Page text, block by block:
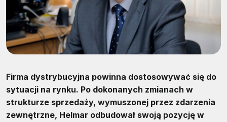
Firma dystrybucyjna powinna dostosowywać się do
sytuacji na rynku. Po dokonanych zmianach w
strukturze sprzedaży, wymuszonej przez zdarzenia
zewnętrzne, Helmar odbudował swoją pozycję w